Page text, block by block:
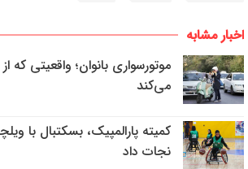
اخبار مشابه
موتورسواری بانوان؛ واقعیتی که
می‌کند
کمیته پارالمپیک، بسکتبال با
نجات داد